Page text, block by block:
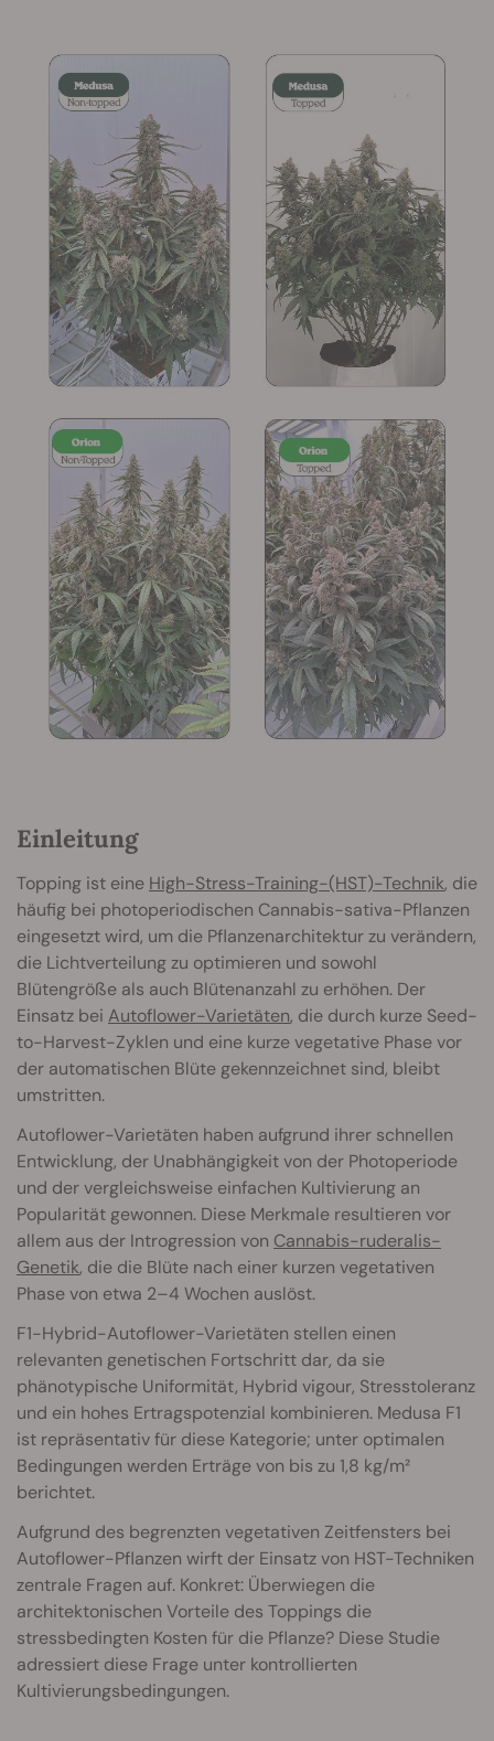
Einleitung
Topping ist eine High-Stress-Training-(HST)-Technik, die
häufig bei photoperiodischen Cannabis-sativa-Pflanzen
eingesetzt wird, um die Pflanzenarchitektur zu verändern,
die Lichtverteilung zu optimieren und sowohl
Blütengröße als auch Blütenanzahl zu erhöhen. Der
Einsatz bei Autoflower-Varietäten, die durch kurze Seed-
to-Harvest-Zyklen und eine kurze vegetative Phase vor
der automatischen Blüte gekennzeichnet sind, bleibt
umstritten.
Autoflower-Varietäten haben aufgrund ihrer schnellen
Entwicklung, der Unabhängigkeit von der Photoperiode
und der vergleichsweise einfachen Kultivierung an
Popularität gewonnen. Diese Merkmale resultieren vor
allem aus der Introgression von Cannabis-ruderalis-
Genetik, die die Blüte nach einer kurzen vegetativen
Phase von etwa 2–4 Wochen auslöst.
F1-Hybrid-Autoflower-Varietäten stellen einen
relevanten genetischen Fortschritt dar, da sie
phänotypische Uniformität, Hybrid vigour, Stresstoleranz
und ein hohes Ertragspotenzial kombinieren. Medusa F1
ist repräsentativ für diese Kategorie; unter optimalen
Bedingungen werden Erträge von bis zu 1,8 kg/m²
berichtet.
Aufgrund des begrenzten vegetativen Zeitfensters bei
Autoflower-Pflanzen wirft der Einsatz von HST-Techniken
zentrale Fragen auf. Konkret: Überwiegen die
architektonischen Vorteile des Toppings die
stressbedingten Kosten für die Pflanze? Diese Studie
adressiert diese Frage unter kontrollierten
Kultivierungsbedingungen.